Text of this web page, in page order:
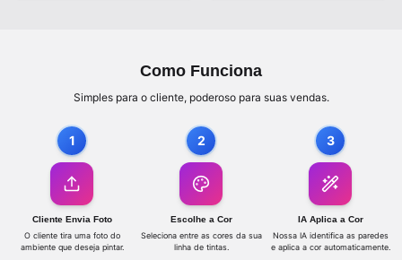
Como Funciona
Simples para o cliente, poderoso para suas vendas.
1
Cliente Envia Foto
O cliente tira uma foto do
ambiente que deseja pintar.
2
Escolhe a Cor
Seleciona entre as cores da sua
linha de tintas.
3
IA Aplica a Cor
Nossa IA identifica as paredes
e aplica a cor automaticamente.